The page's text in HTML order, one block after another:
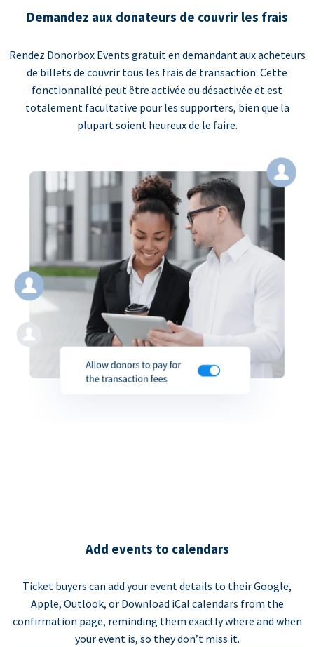
Demandez aux donateurs de couvrir les frais
Rendez Donorbox Events gratuit en demandant aux acheteurs
de billets de couvrir tous les frais de transaction. Cette
fonctionnalité peut être activée ou désactivée et est
totalement facultative pour les supporters, bien que la
plupart soient heureux de le faire.
Add events to calendars
Ticket buyers can add your event details to their Google,
Apple, Outlook, or Download iCal calendars from the
confirmation page, reminding them exactly where and when
your event is, so they don’t miss it.